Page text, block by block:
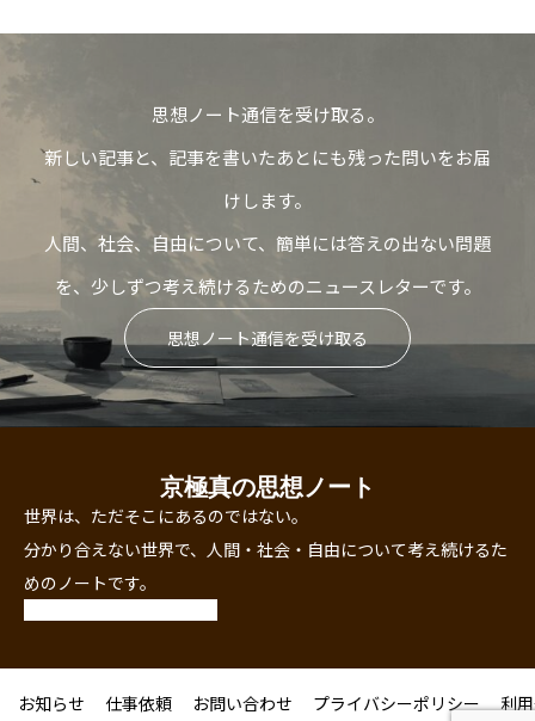
思想ノート通信を受け取る。
新しい記事と、記事を書いたあとにも残った問いをお届
けします。
人間、社会、自由について、簡単には答えの出ない問題
を、少しずつ考え続けるためのニュースレターです。
思想ノート通信を受け取る
京極真の思想ノート
世界は、ただそこにあるのではない。
分かり合えない世界で、人間・社会・自由について考え続けるた
めのノートです。
お知らせ 仕事依頼 お問い合わせ プライバシーポリシー 利